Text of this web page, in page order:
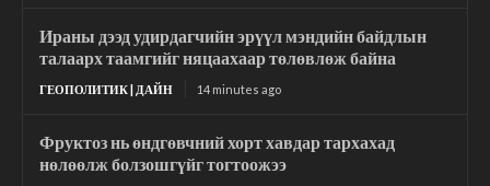
Ираны дээд удирдагчийн эрүүл мэндийн байдлын
талаарх таамгийг няцаахаар төлөвлөж байна
ГЕОПОЛИТИК | ДАЙН 14 minutes ago
Фруктоз нь өндгөвчний хорт хавдар тархахад
нөлөөлж болзошгүйг тогтоожээ